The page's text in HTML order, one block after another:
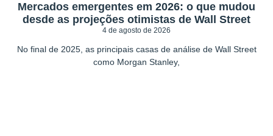
Mercados emergentes em 2026: o que mudou
desde as projeções otimistas de Wall Street
4 de agosto de 2026
No final de 2025, as principais casas de análise de Wall Street
como Morgan Stanley,